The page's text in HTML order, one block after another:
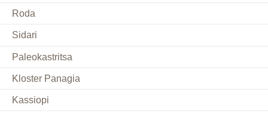
Roda
Sidari
Paleokastritsa
Kloster Panagia
Kassiopi